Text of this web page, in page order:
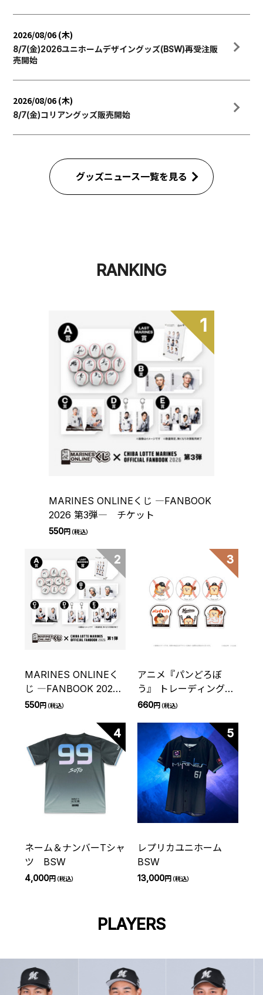
2026/08/06 (木)
8/7(金)2026ユニホームデザイングッズ(BSW)再受注販
売開始
2026/08/06 (木)
8/7(金)コリアングッズ販売開始
グッズニュース一覧を見る
RANKING
1
MARINES ONLINEくじ ―FANBOOK
2026 第3弾― チケット
550円（税込）
2
MARINES ONLINEく
じ ―FANBOOK 2026
第1弾― チケット
550円（税込）
3
アニメ『パンどろぼ
う』 トレーディングス
テッカー 千葉ロッテマ
660円（税込）
4
ネーム＆ナンバーTシャ
ツ BSW
4,000円（税込）
5
レプリカユニホーム
BSW
13,000円（税込）
PLAYERS